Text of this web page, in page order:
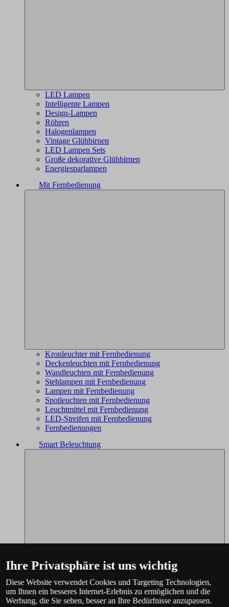
LED Lampen
Intelligente Lampen
Design-Lampen
Röhren
Halogenlampen
Vintage Glühbirnen
LED Lampen Sets
Große dekorative Glühbirnen
Energiesparlampen
Mit Fernbedienung
Kronleuchter mit Fernbedienung
Deckenleuchten mit Fernbedienung
Wandleuchten mit Fernbedienung
Stehlampen mit Fernbedienung
Lampen mit Fernbedienung
Spotleuchten mit Fernbedienung
Leuchtmittel mit Fernbedienung
LED-Streifen mit Fernbedienung
Fernbedienungen
Smart Beleuchtung
Ihre Privatsphäre ist uns wichtig
Diese Website verwendet Cookies und Targeting Technologien,
um Ihnen ein besseres Internet-Erlebnis zu ermöglichen und die
Werbung, die Sie sehen, besser an Ihre Bedürfnisse anzupassen.